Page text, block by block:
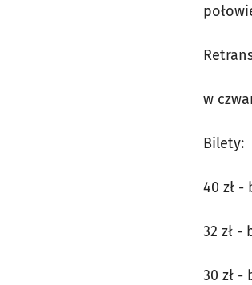
w
Bilety:
40 zł
32 zł
30 zł -